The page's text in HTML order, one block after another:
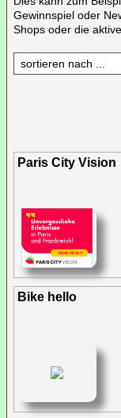
Gewinnspiel oder
Shops oder die
Paris City Vision
Bike hello